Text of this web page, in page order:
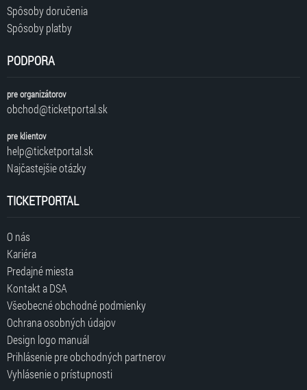
Spôsoby doručenia
Spôsoby platby
PODPORA
pre organizátorov
obchod@ticketportal.sk
pre klientov
help@ticketportal.sk
Najčastejšie otázky
TICKETPORTAL
O nás
Kariéra
Predajné miesta
Kontakt a DSA
Všeobecné obchodné podmienky
Ochrana osobných údajov
Design logo manuál
Prihlásenie pre obchodných partnerov
Vyhlásenie o prístupnosti